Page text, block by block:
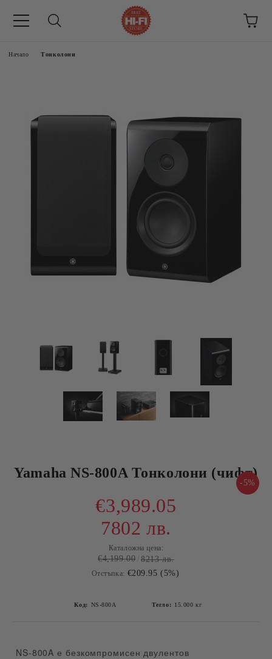
Начало Тонколони
Yamaha NS-800A Тонколони (чифт)
-5%
€3,989.05
7802 лв.
Каталожна цена:
€4,199.00 8213 лв.
Отстъпка: €209.95 (5%)
Код: NS-800A Тегло: 15.000 кг
NS-800A е безкомпромисен двулентов